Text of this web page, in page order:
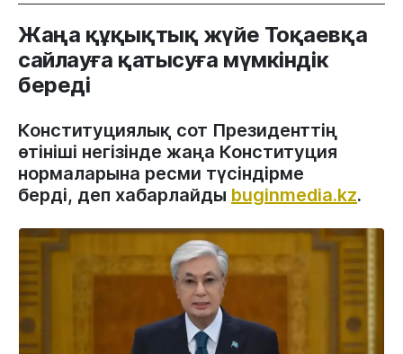
Жаңа құқықтық жүйе Тоқаевқа
сайлауға қатысуға мүмкіндік
береді
Конституциялық сот Президенттің
өтініші негізінде жаңа Конституция
нормаларына ресми түсіндірме
берді, деп хабарлайды buginmedia.kz.